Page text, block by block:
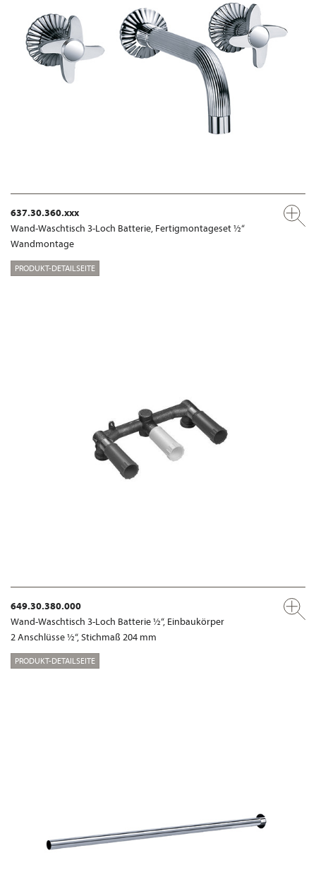
637.30.360.xxx
Wand-Waschtisch 3-Loch Batterie, Fertigmontageset ½“
Wandmontage
PRODUKT-DETAILSEITE
649.30.380.000
Wand-Waschtisch 3-Loch Batterie ½“, Einbaukörper
2 Anschlüsse ½“, Stichmaß 204 mm
PRODUKT-DETAILSEITE